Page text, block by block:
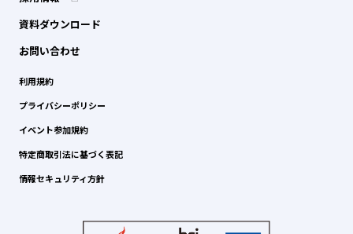
資料ダウンロード
お問い合わせ
利用規約
プライバシーポリシー
イベント参加規約
特定商取引法に基づく表記
情報セキュリティ方針